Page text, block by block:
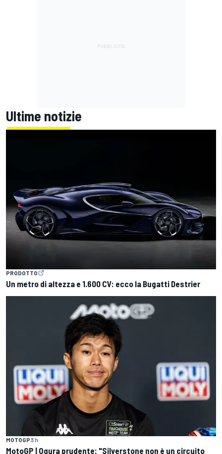
Ultime notizie
PRODOTTO
Un metro di altezza e 1.600 CV: ecco la Bugatti Destrier
MOTOGP3 h
MotoGP | Ogura prudente: "Silverstone non è un circuito